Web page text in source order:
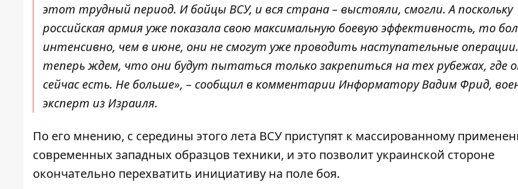
этот трудный период. И бойцы ВСУ, и вся страна – выстояли, смогли. А поскольку
российская армия уже показала свою максимальную боевую эффективность, то
интенсивно, чем в июне, они не смогут уже проводить наступательные
теперь ждем, что они будут пытаться только закрепиться на тех рубежах, где
сейчас есть. Не больше», – сообщил в комментарии Информатору Вадим Фрид,
эксперт из Израиля.
По его мнению, с середины этого лета ВСУ приступят к массированному
современных западных образцов техники, и это позволит украинской стороне
окончательно перехватить инициативу на поле боя.